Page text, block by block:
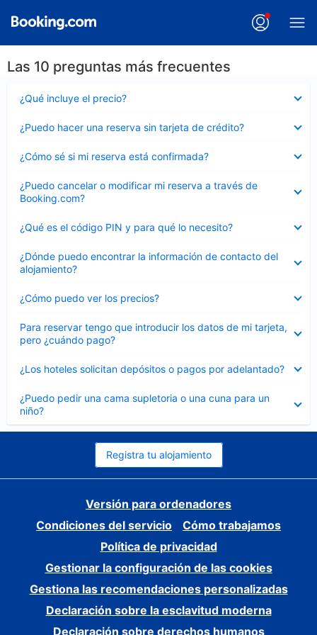
Las 10 preguntas más frecuentes
¿Qué incluye el precio?
cerrado
¿Puedo hacer una reserva sin tarjeta de crédito?
cerrado
¿Cómo sé si mi reserva está confirmada?
cerrado
¿Puedo cancelar o modificar mi reserva a través de
Booking.com?
cerrado
¿Qué es el código PIN y para qué lo necesito?
cerrado
¿Dónde puedo encontrar la información de contacto del
alojamiento?
cerrado
¿Cómo puedo ver los precios?
cerrado
Para reservar tengo que introducir los datos de mi tarjeta,
pero ¿cuándo pago?
cerrado
¿Los hoteles solicitan depósitos o pagos por adelantado?
cerrado
¿Puedo pedir una cama supletoria o una cuna para un
niño?
cerrado
Registra tu alojamiento
Versión para ordenadores
Condiciones del servicio
Cómo trabajamos
Política de privacidad
Gestionar la configuración de las cookies
Gestiona las recomendaciones personalizadas
Declaración sobre la esclavitud moderna
Declaración sobre derechos humanos